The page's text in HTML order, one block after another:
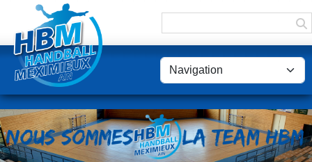
Panneau de gestion des cookies